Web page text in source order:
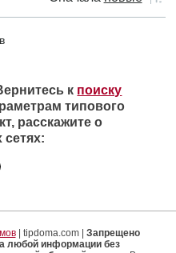
к поиску
типового
расскажите о
| tipdoma.com | Запрещено
любой информации без